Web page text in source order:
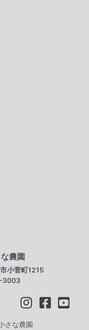
農園
小菅町1215
3003
さな農園